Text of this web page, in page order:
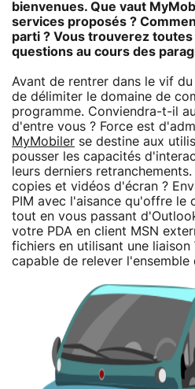
bienvenues. Que vaut
services proposés ?
parti ? Vous trouverez
questions au cours des
Avant de rentrer dans le vif
de délimiter le domaine de
programme. Conviendra-t-il
d'entre vous ? Force est
MyMobiler se destine aux
pousser les capacités
leurs derniers
copies et vidéos d'écran ?
PIM avec l'aisance qu'offre le
tout en vous passant
votre PDA en client MSN
fichiers en utilisant une liaison
capable de relever l'ensemble